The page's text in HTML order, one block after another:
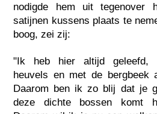
nodigde hem uit tegenover
satijnen kussens plaats te
boog, zei zij:
"Ik heb hier altijd geleefd,
heuvels en met de bergbeek
Daarom ben ik zo blij dat je
deze dichte bossen komt